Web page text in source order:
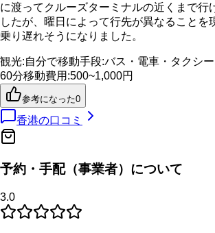
に渡ってクルーズターミナルの近くまで行
したが、曜日によって行先が異なることを
乗り遅れそうになりました。
観光:自分で移動手段:バス・電車・タクシ
60分移動費用 :500~1,000円
参考になった0
香港の口コミ
予約・手配（事業者）について
3.0